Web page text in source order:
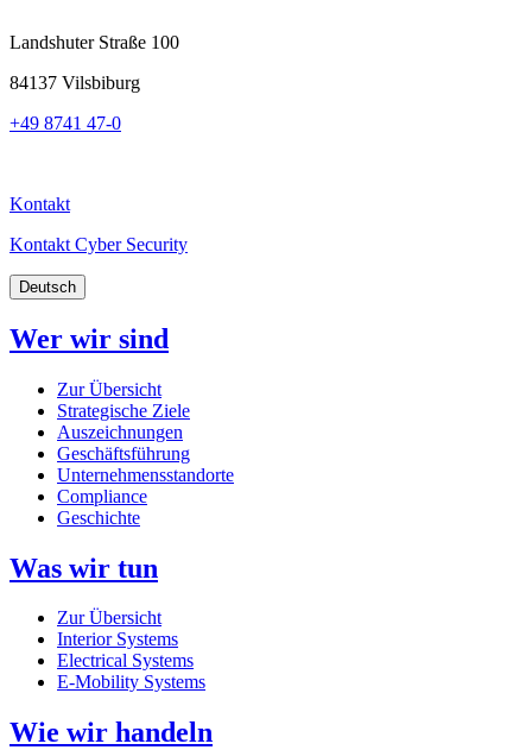
Landshuter Straße 100
84137 Vilsbiburg
+49 8741 47-0
Kontakt
Kontakt Cyber Security
Deutsch
Wer wir sind
Zur Übersicht
Strategische Ziele
Auszeichnungen
Geschäftsführung
Unternehmensstandorte
Compliance
Geschichte
Was wir tun
Zur Übersicht
Interior Systems
Electrical Systems
E-Mobility Systems
Wie wir handeln